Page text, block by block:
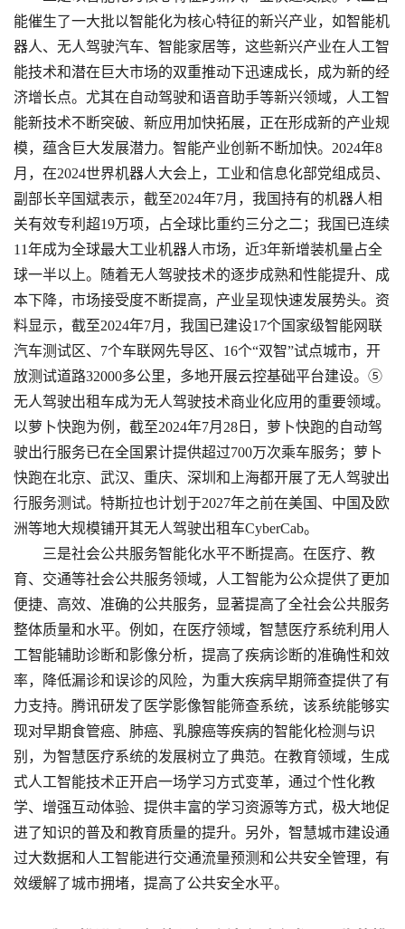
能催生了一大批以智能化为核心特征的新兴产业，如智能机
器人、无人驾驶汽车、智能家居等，这些新兴产业在人工智
能技术和潜在巨大市场的双重推动下迅速成长，成为新的经
济增长点。尤其在自动驾驶和语音助手等新兴领域，人工智
能新技术不断突破、新应用加快拓展，正在形成新的产业规
模，蕴含巨大发展潜力。智能产业创新不断加快。2024年8
月，在2024世界机器人大会上，工业和信息化部党组成员、
副部长辛国斌表示，截至2024年7月，我国持有的机器人相
关有效专利超19万项，占全球比重约三分之二；我国已连续
11年成为全球最大工业机器人市场，近3年新增装机量占全
球一半以上。随着无人驾驶技术的逐步成熟和性能提升、成
本下降，市场接受度不断提高，产业呈现快速发展势头。资
料显示，截至2024年7月，我国已建设17个国家级智能网联
汽车测试区、7个车联网先导区、16个“双智”试点城市，开
放测试道路32000多公里，多地开展云控基础平台建设。⑤
无人驾驶出租车成为无人驾驶技术商业化应用的重要领域。
以萝卜快跑为例，截至2024年7月28日，萝卜快跑的自动驾
驶出行服务已在全国累计提供超过700万次乘车服务；萝卜
快跑在北京、武汉、重庆、深圳和上海都开展了无人驾驶出
行服务测试。特斯拉也计划于2027年之前在美国、中国及欧
洲等地大规模铺开其无人驾驶出租车CyberCab。
三是社会公共服务智能化水平不断提高。在医疗、教
育、交通等社会公共服务领域，人工智能为公众提供了更加
便捷、高效、准确的公共服务，显著提高了全社会公共服务
整体质量和水平。例如，在医疗领域，智慧医疗系统利用人
工智能辅助诊断和影像分析，提高了疾病诊断的准确性和效
率，降低漏诊和误诊的风险，为重大疾病早期筛查提供了有
力支持。腾讯研发了医学影像智能筛查系统，该系统能够实
现对早期食管癌、肺癌、乳腺癌等疾病的智能化检测与识
别，为智慧医疗系统的发展树立了典范。在教育领域，生成
式人工智能技术正开启一场学习方式变革，通过个性化教
学、增强互动体验、提供丰富的学习资源等方式，极大地促
进了知识的普及和教育质量的提升。另外，智慧城市建设通
过大数据和人工智能进行交通流量预测和公共安全管理，有
效缓解了城市拥堵，提高了公共安全水平。